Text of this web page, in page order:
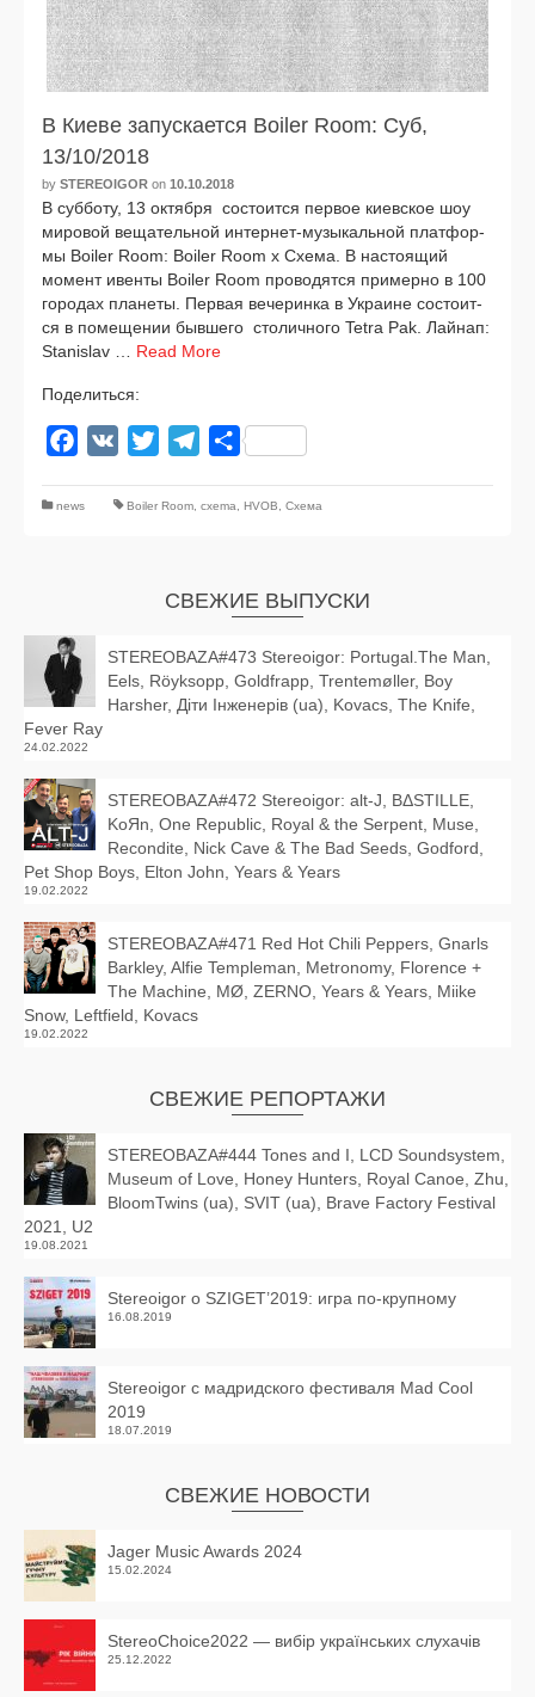
В Киеве запускается Boiler Room: Суб,
13/10/2018
by STEREOIGOR on 10.10.2018
В суб­бо­ту, 13 октяб­ря состо­ит­ся пер­вое киев­ское шоу
миро­вой веща­тель­ной интернет-музыкальной плат­фор­
мы Boiler Room: Boiler Room x Схема. В насто­я­щий
момент ивен­ты Boiler Room про­во­дят­ся при­мер­но в 100
горо­дах пла­не­ты. Первая вече­рин­ка в Украине состо­ит­
ся в поме­ще­нии быв­ше­го сто­лич­но­го Tetra Pak. Лайнап:
Stanislav … Read More
Поделиться:
Facebook
VK Twitter TelegramОтправить
news Boiler Room cxema HVOB Схема
СВЕЖИЕ ВЫПУСКИ
STEREOBAZA#473 Stereoigor: Portugal.The Man,
Eels, Röyksopp, Goldfrapp, Trentemøller, Boy
Harsher, Діти Інженерів (ua), Kovacs, The Knife,
Fever Ray
24.02.2022
STEREOBAZA#472 Stereoigor: alt‑J, BΔSTILLE,
KoЯn, One Republic, Royal & the Serpent, Muse,
Recondite, Nick Cave & The Bad Seeds, Godford,
Pet Shop Boys, Elton John, Years & Years
19.02.2022
STEREOBAZA#471 Red Hot Chili Peppers, Gnarls
Barkley, Alfie Templeman, Metronomy, Florence +
The Machine, MØ, ZERNO, Years & Years, Miike
Snow, Leftfield, Kovacs
19.02.2022
СВЕЖИЕ РЕПОРТАЖИ
STEREOBAZA#444 Tones and I, LCD Soundsystem,
Museum of Love, Honey Hunters, Royal Canoe, Zhu,
BloomTwins (ua), SVIT (ua), Brave Factory Festival
2021, U2
19.08.2021
Stereoigor о SZIGET’2019: игра по-крупному
16.08.2019
Stereoigor с мадридского фестиваля Mad Cool
2019
18.07.2019
СВЕЖИЕ НОВОСТИ
Jager Music Awards 2024
15.02.2024
StereoChoice2022 — вибір українських слухачів
25.12.2022